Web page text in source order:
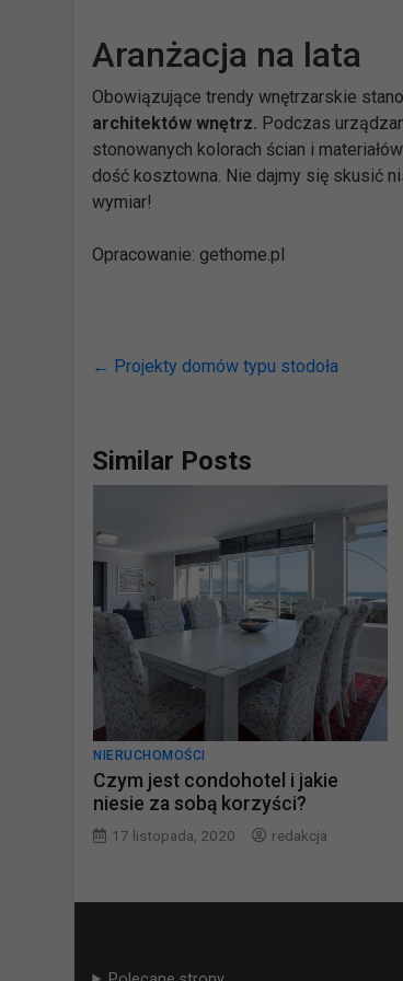
Aranżacja na lata
Obowiązujące trendy wnętrzarskie
architektów wnętrz. Podczas
stonowanych kolorach ścian i
dość kosztowna. Nie dajmy się skusić
wymiar!
Opracowanie: gethome.pl
← Projekty domów typu stodoła
Similar Posts
NIERUCHOMOŚCI
Czym jest condohotel i jakie
niesie za sobą korzyści?
17 listopada, 2020 redakcja